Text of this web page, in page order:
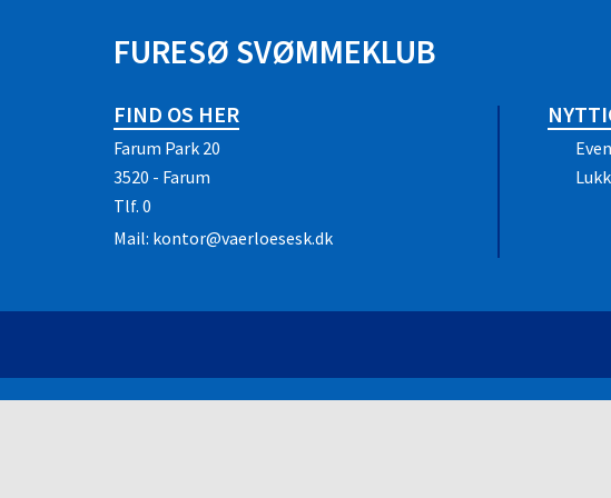
FURESØ SVØMMEKLUB
FIND OS HER
Farum Park 20
3520 - Farum
Tlf. 0
Mail: kontor@vaerloesesk.dk